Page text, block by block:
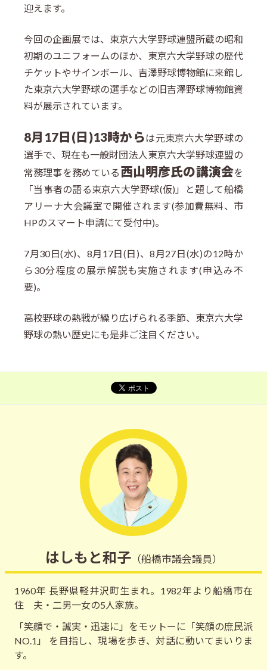
迎えます。
今回の企画展では、東京六大学野球連盟所蔵の昭和
初期のユニフォームのほか、東京六大学野球の歴代
チケットやサインボール、吉澤野球博物館に来館し
た東京六大学野球の選手などの旧吉澤野球博物館資
料が展示されています。
8月17日(日)13時からは元東京六大学野球の
選手で、現在も一般財団法人東京六大学野球連盟の
常務理事を務めている 西山明彦氏の講演会を
「当事者の語る東京六大学野球(仮)」と題して船橋
アリーナ大会議室で開催されます(参加費無料、市
HPのスマート申請にて受付中)。
7月30日(水)、8月17日(日)、8月27日(水)の12時か
ら30分程度の展示解説も実施されます(申込み不
要)。
高校野球の熱戦が繰り広げられる季節、東京六大学
野球の熱い歴史にも是非ご注目ください。
はしもと和子（船橋市議会議員）
1960年 長野県軽井沢町生まれ。1982年より船橋市在
住 夫・二男一女の5人家族。
「笑顔で・誠実・迅速に」をモットーに「笑顔の庶民派
NO.1」 を目指し、現場を歩き、対話に動いてまいりま
す。